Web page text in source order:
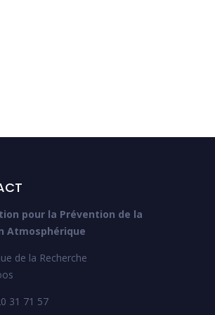
pour la Prévention de la
Atmosphérique
de la Recherche
31 71 57